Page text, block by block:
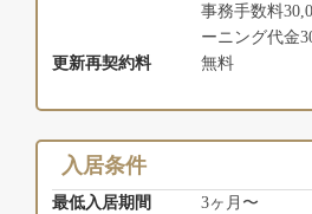
事務手数料
ーニング代金
更新再契約料
無料
入居条件
最低入居期間
3ヶ月〜